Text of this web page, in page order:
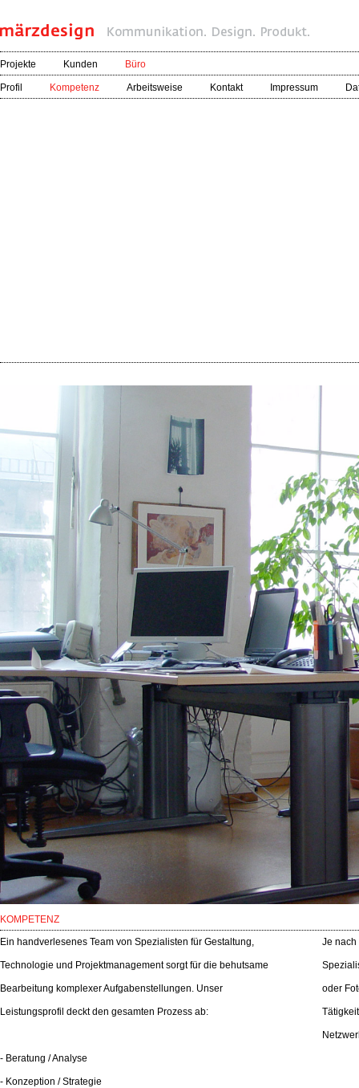
Projekte Kunden Büro
Profil Kompetenz Arbeitsweise Kontakt Impressum
KOMPETENZ
Ein handverlesenes Team von Spezialisten für Gestaltung,
Technologie und Projektmanagement sorgt für die behutsame
Bearbeitung komplexer Aufgabenstellungen. Unser
Leistungsprofil deckt den gesamten Prozess ab:
- Beratung / Analyse
- Konzeption / Strategie
Je nach
oder